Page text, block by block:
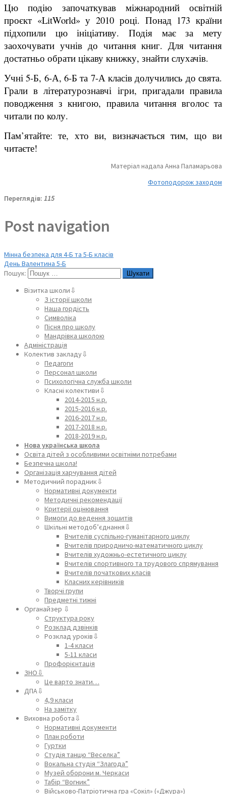
Цю подію започаткував міжнародний освітній
проєкт «LitWorld» у 2010 році. Понад 173 країни
підхопили цю ініціативу. Подія має за мету
заохочувати учнів до читання книг. Для читання
достатньо обрати цікаву книжку, знайти слухачів.
Учні 5-Б, 6-А, 6-Б та 7-А класів долучились до свята.
Грали в літературознавчі ігри, пригадали правила
поводження з книгою, правила читання вголос та
читали по колу.
Пам’ятайте: те, хто ви, визначається тим, що ви
читаєте!
Матеріал надала Анна Паламарьова
Фотоподорож заходом
Переглядів: 115
Post navigation
Мінна безпека для 4-Б та 5-Б класів
День Валентина 5-Б
Пошук:
Візитка школи⇩
З історії школи
Наша гордість
Символіка
Пісня про школу
Мандрівка школою
Адміністрація
Колектив закладу⇩
Педагоги
Персонал школи
Психологічна служба школи
Класні колективи⇩
2014-2015 н.р.
2015-2016 н.р.
2016-2017 н.р.
2017-2018 н.р.
2018-2019 н.р.
Нова українська школа
Освіта дітей з особливими освітніми потребами
Безпечна школа!
Організація харчування дітей
Методичний порадник⇩
Нормативні документи
Методичні рекомендації
Критерії оцінювання
Вимоги до ведення зошитів
Шкільні методоб’єднання⇩
Вчителів суспільно-гуманітарного циклу
Вчителів природничо-математичного циклу
Вчителів художньо-естетичного циклу
Вчителів спортивного та трудового спрямування
Вчителів початкових класів
Класних керівників
Творчі групи
Предметні тижні
Органайзер ⇩
Структура року
Розклад дзвінків
Розклад уроків⇩
1-4 класи
5-11 класи
Профорієнтація
ЗНО⇩
Це варто знати…
ДПА⇩
4,9 класи
На замітку
Виховна робота⇩
Нормативні документи
План роботи
Гуртки
Студія танцю “Веселка”
Вокальна студія “Злагода”
Музей оборони м. Черкаси
Табір “Вогник”
Військово-Патріотична гра «Сокіл» («Джура»)